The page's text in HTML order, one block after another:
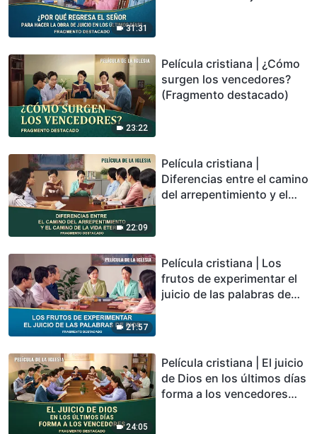
31:31
23:22
Película cristiana | ¿Cómo
surgen los vencedores?
(Fragmento destacado)
22:09
Película cristiana |
Diferencias entre el camino
del arrepentimiento y el
21:57
Película cristiana | Los
frutos de experimentar el
juicio de las palabras de
24:05
Película cristiana | El juicio
de Dios en los últimos días
forma a los vencedores